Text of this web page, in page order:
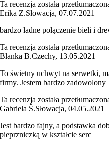
Ta recenzja została
Erika Z.Słowacja, 07.07.2021
bardzo ładne połączenie bieli i
Ta recenzja została
Blanka B.Czechy, 13.05.2021
To świetny uchwyt na serwetki,
firmy. Jestem bardzo zadowolony
Ta recenzja została
Gabriela Š.Słowacja, 04.05.2021
Jest bardzo fajny, a podstawka
pieprzniczką w kształcie serc